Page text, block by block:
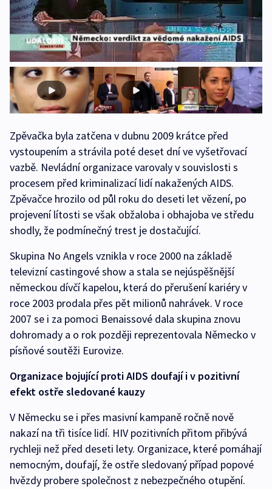
Zpěvačka byla zatčena v dubnu 2009 krátce před
vystoupením a strávila poté deset dní ve vyšetřovací
vazbě. Nevládní organizace varovaly v souvislosti s
procesem před kriminalizací lidí nakažených AIDS.
Zpěvačce hrozilo od půl roku do deseti let vězení, po
projevení lítosti se však obžaloba i obhajoba ve středu
shodly, že podmínečný trest je dostačující.
Skupina No Angels vznikla v roce 2000 na základě
televizní castingové show a stala se nejúspěšnější
německou dívčí kapelou, která do přerušení kariéry v
roce 2003 prodala přes pět milionů nahrávek. V roce
2007 se i za pomoci Benaissové dala skupina znovu
dohromady a o rok později reprezentovala Německo v
písňové soutěži Eurovize.
Organizace bojující proti AIDS doufají i v pozitivní
efekt ostře sledované kauzy
V Německu se i přes masivní kampaně ročně nově
nakazí na tři tisíce lidí. HIV pozitivních přitom přibývá
rychleji než před deseti lety. Organizace, které pomáhají
nemocným, doufají, že ostře sledovaný případ popové
hvězdy probere společnost z nebezpečného otupění.